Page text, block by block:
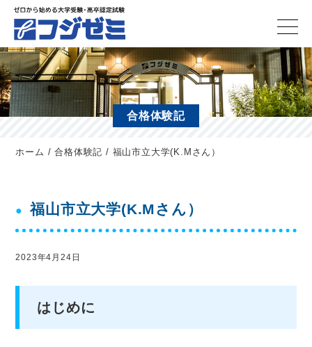
合格体験記
ホーム /合格体験記 / 福山市立大学(K.Mさん）
福山市立大学(K.Mさん）
2023年4月24日
はじめに